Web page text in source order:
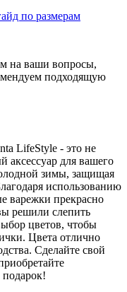
по размерам
на ваши вопросы,
подходящую
LifeStyle - это не
аксессуар для вашего
зимы, защищая
использованию
варежки прекрасно
решили слепить
цветов, чтобы
Цвета отлично
Сделайте свой